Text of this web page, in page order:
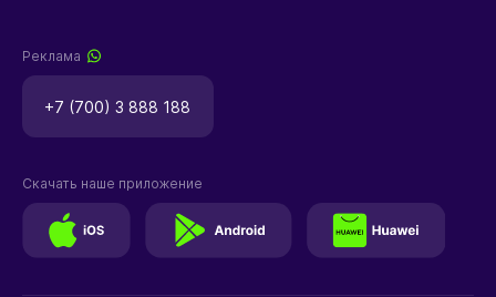
Реклама
+7 (700) 3 888 188
Скачать наше приложение